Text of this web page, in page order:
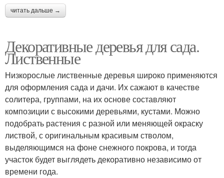
читать дальше →
Декоративные деревья для сада.
Лиственные
Низкорослые лиственные деревья широко применяются
для оформления сада и дачи. Их сажают в качестве
солитера, группами, на их основе составляют
композиции с высокими деревьями, кустами. Можно
подобрать растения с разной или меняющей окраску
листвой, с оригинальным красивым стволом,
выделяющимся на фоне снежного покрова, и тогда
участок будет выглядеть декоративно независимо от
времени года.